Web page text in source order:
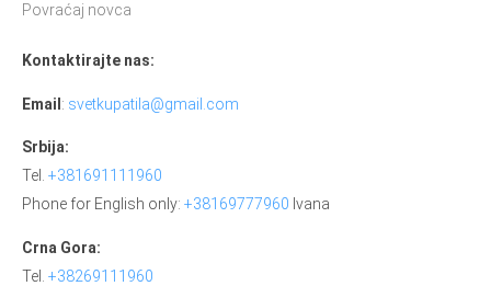
Povraćaj novca
Kontaktirajte nas:
Email : svetkupatila@gmail.com
Srbija:
Tel. +381691111960
Phone for English only: +38169777960 Ivana
Crna Gora:
Tel. +38269111960